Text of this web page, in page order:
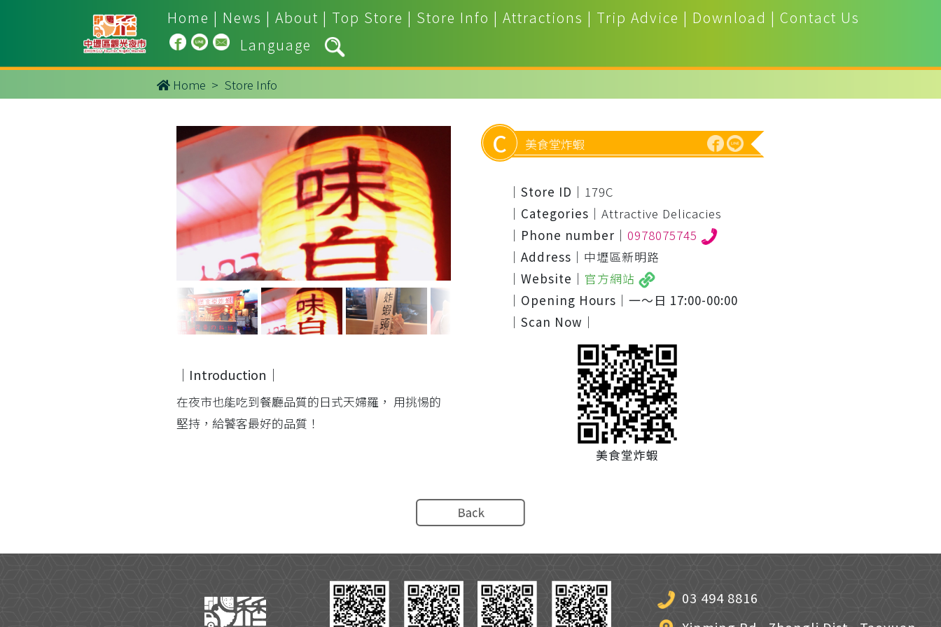
Home | News | About | Top Store | Store Info | Attractions | Trip Advice | Download | Contact Us
Language
Home > Store Info
｜Introduction｜
在夜市也能吃到餐廳品質的日式天婦羅， 用挑惕的
堅持，給饕客最好的品質！
C 美食堂炸蝦
｜Store ID｜ 179C
｜Categories｜ Attractive Delicacies
｜Phone number｜ 0978075745
｜Address｜ 中壢區新明路
｜Website｜ 官方網站
｜Opening Hours｜ 一～日 17:00-00:00
｜Scan Now｜
美食堂炸蝦
03 494 8816